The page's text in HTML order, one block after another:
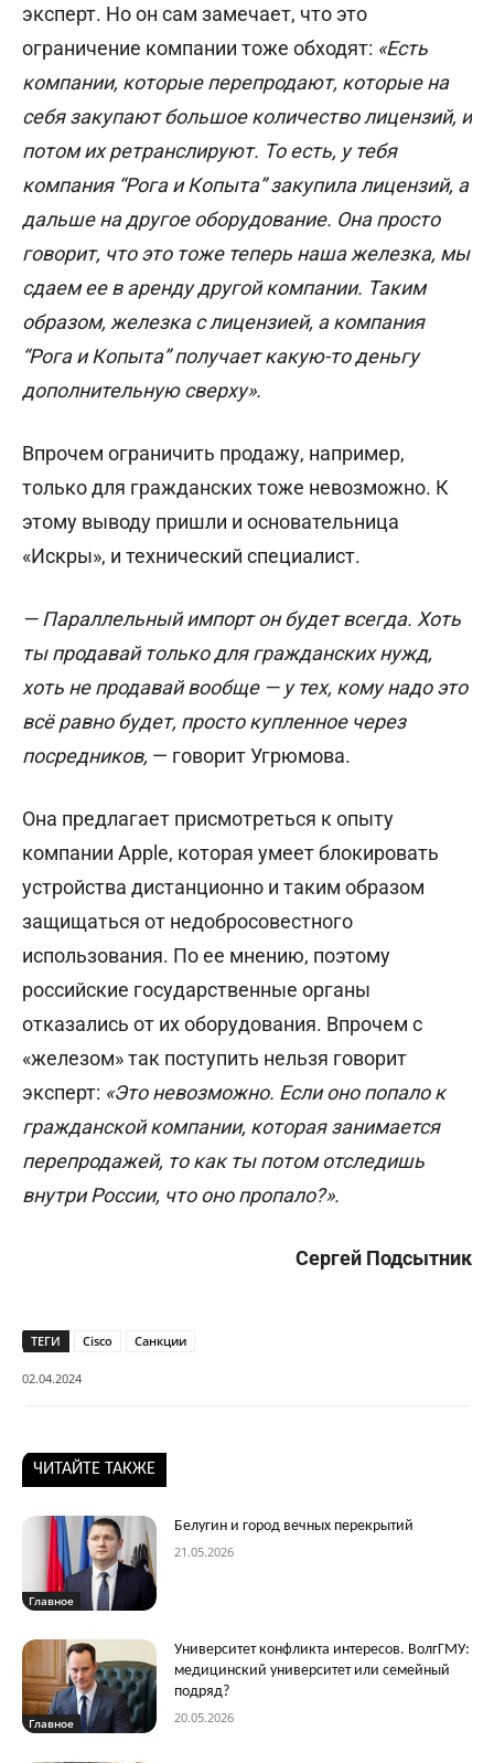
эксперт. Но он сам замечает, что это
ограничение компании тоже обходят: «Есть
компании, которые перепродают, которые на
себя закупают большое количество лицензий, и
потом их ретранслируют. То есть, у тебя
компания “Рога и Копыта” закупила лицензий, а
дальше на другое оборудование. Она просто
говорит, что это тоже теперь наша железка, мы
сдаем ее в аренду другой компании. Таким
образом, железка с лицензией, а компания
“Рога и Копыта” получает какую-то деньгу
дополнительную сверху».
Впрочем ограничить продажу, например,
только для гражданских тоже невозможно. К
этому выводу пришли и основательница
«Искры», и технический специалист.
— Параллельный импорт он будет всегда. Хоть
ты продавай только для гражданских нужд,
хоть не продавай вообще — у тех, кому надо это
всё равно будет, просто купленное через
посредников, — говорит Угрюмова.
Она предлагает присмотреться к опыту
компании Apple, которая умеет блокировать
устройства дистанционно и таким образом
защищаться от недобросовестного
использования. По ее мнению, поэтому
российские государственные органы
отказались от их оборудования. Впрочем с
«железом» так поступить нельзя говорит
эксперт: «Это невозможно. Если оно попало к
гражданской компании, которая занимается
перепродажей, то как ты потом отследишь
внутри России, что оно пропало?».
Сергей Подсытник
ТЕГИ Cisco Санкции
02.04.2024
ЧИТАЙТЕ ТАКЖЕ
Главное
Белугин и город вечных перекрытий
21.05.2026
Главное
Университет конфликта интересов. ВолгГМУ:
медицинский университет или семейный
подряд?
20.05.2026